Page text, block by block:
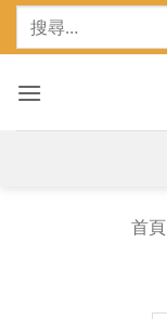
Skip
鍵
首頁